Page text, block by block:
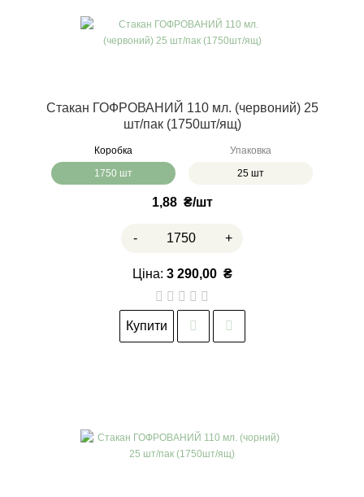
Стакан ГОФРОВАНИЙ 110 мл. (червоний) 25
шт/пак (1750шт/ящ)
Коробка
1750 шт
Упаковка
25 шт
1,88 ₴
- +
Ціна: 3 290,00 ₴
Купити